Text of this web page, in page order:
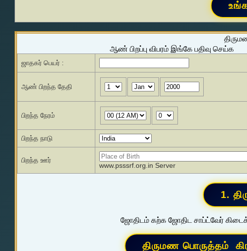
ஆண் பிறப்பு விபரம் இங்கே பதிவு செய்க
ஜாதகர் பெயர் :
ஆண் பிறந்த தேதி
பிறந்த நேரம்
பிறந்த நாடு
பிறந்த ஊர்
www.psssrf.org.in Server
ஜோதிடம் கற்க ஜோதிட சாப்ட்வேர்